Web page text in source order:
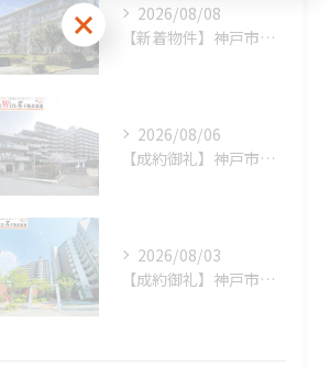
2026/08/08
【新着物件】神戸市須磨区
2026/08/06
【成約御礼】神戸市須磨区
2026/08/03
【成約御礼】神戸市西区
お問い合わせはこちら